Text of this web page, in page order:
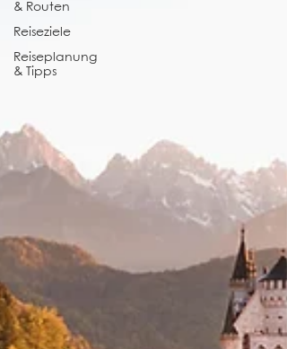
& Routen
Reiseziele
Reiseplanung
& Tipps